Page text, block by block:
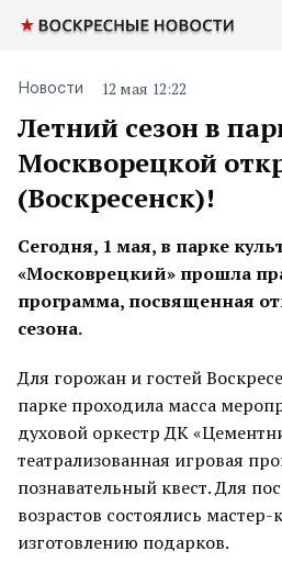
Летний сезон в
Москворецкой
(Воскресенск)!
Новости 12 мая 12:22
Сегодня, 1 мая, в парке
«Московрецкий» прошла
программа, посвященная
сезона.
Для горожан и гостей
парке проходила масса
духовой оркестр ДК
театрализованная игровая
познавательный квест. Для
возрастов состоялись мастер-
изготовлению подарков.